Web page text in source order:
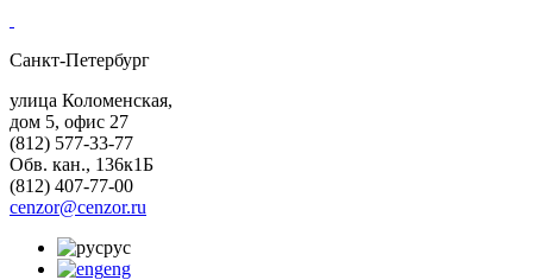
Санкт-Петербург
улица Коломенская,
дом 5, офис 27
(812) 577-33-77
Обв. кан., 136к1Б
(812) 407-77-00
cenzor@cenzor.ru
рус
eng